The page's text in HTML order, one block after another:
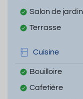
Salon de jardin
Terrasse
Cuisine
Bouilloire
Cafetière